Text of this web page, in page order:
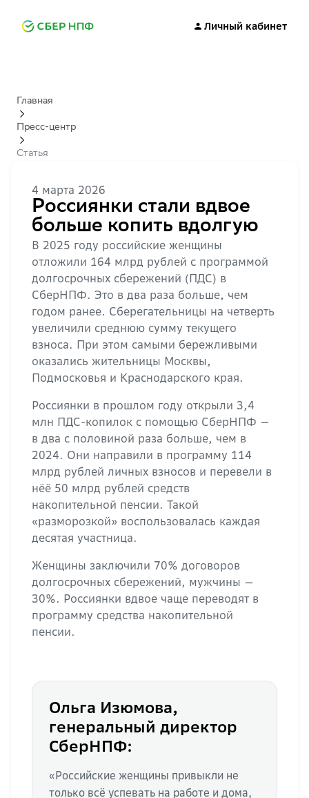
Личный кабинет
Главная
Пресс-центр
Статья
4 марта 2026
Россиянки стали вдвое
больше копить вдолгую
В 2025 году российские женщины
отложили 164 млрд рублей с программой
долгосрочных сбережений (ПДС) в
СберНПФ. Это в два раза больше, чем
годом ранее. Сберегательницы на четверть
увеличили среднюю сумму текущего
взноса. При этом самыми бережливыми
оказались жительницы Москвы,
Подмосковья и Краснодарского края.
Россиянки в прошлом году открыли 3,4
млн ПДС-копилок с помощью СберНПФ —
в два с половиной раза больше, чем в
2024. Они направили в программу 114
млрд рублей личных взносов и перевели в
нёё 50 млрд рублей средств
накопительной пенсии. Такой
«разморозкой» воспользовалась каждая
десятая участница.
Женщины заключили 70% договоров
долгосрочных сбережений, мужчины —
30%. Россиянки вдвое чаще переводят в
программу средства накопительной
пенсии.
Ольга Изюмова,
генеральный директор
СберНПФ:
«Российские женщины привыкли не
только всё успевать на работе и дома,